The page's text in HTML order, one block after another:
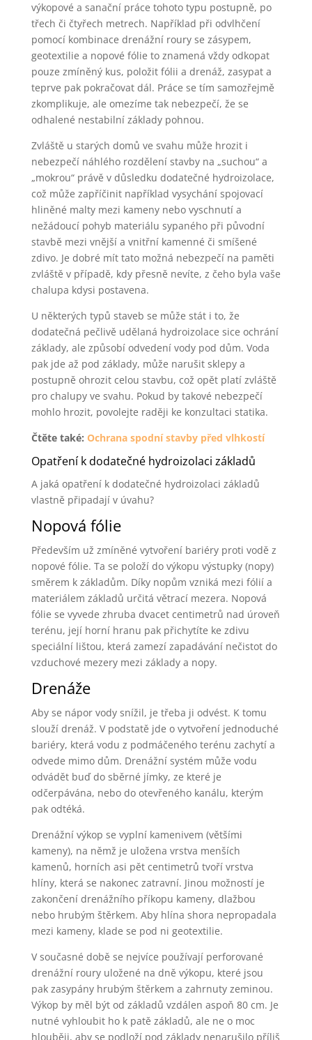
výkopové a sanační práce tohoto typu postupně, po
třech či čtyřech metrech. Například při odvlhčení
pomocí kombinace drenážní roury se zásypem,
geotextilie a nopové fólie to znamená vždy odkopat
pouze zmíněný kus, položit fólii a drenáž, zasypat a
teprve pak pokračovat dál. Práce se tím samozřejmě
zkomplikuje, ale omezíme tak nebezpečí, že se
odhalené nestabilní základy pohnou.
Zvláště u starých domů ve svahu může hrozit i
nebezpečí náhlého rozdělení stavby na „suchou“ a
„mokrou“ právě v důsledku dodatečné hydroizolace,
což může zapříčinit například vysychání spojovací
hliněné malty mezi kameny nebo vyschnutí a
nežádoucí pohyb materiálu sypaného při původní
stavbě mezi vnější a vnitřní kamenné či smíšené
zdivo. Je dobré mít tato možná nebezpečí na paměti
zvláště v případě, kdy přesně nevíte, z čeho byla vaše
chalupa kdysi postavena.
U některých typů staveb se může stát i to, že
dodatečná pečlivě udělaná hydroizolace sice ochrání
základy, ale způsobí odvedení vody pod dům. Voda
pak jde až pod základy, může narušit sklepy a
postupně ohrozit celou stavbu, což opět platí zvláště
pro chalupy ve svahu. Pokud by takové nebezpečí
mohlo hrozit, povolejte raději ke konzultaci statika.
Čtěte také: Ochrana spodní stavby před vlhkostí
Opatření k dodatečné hydroizolaci základů
A jaká opatření k dodatečné hydroizolaci základů
vlastně připadají v úvahu?
Nopová fólie
Především už zmíněné vytvoření bariéry proti vodě z
nopové fólie. Ta se položí do výkopu výstupky (nopy)
směrem k základům. Díky nopům vzniká mezi fólií a
materiálem základů určitá větrací mezera. Nopová
fólie se vyvede zhruba dvacet centimetrů nad úroveň
terénu, její horní hranu pak přichytíte ke zdivu
speciální lištou, která zamezí zapadávání nečistot do
vzduchové mezery mezi základy a nopy.
Drenáže
Aby se nápor vody snížil, je třeba ji odvést. K tomu
slouží drenáž. V podstatě jde o vytvoření jednoduché
bariéry, která vodu z podmáčeného terénu zachytí a
odvede mimo dům. Drenážní systém může vodu
odvádět buď do sběrné jímky, ze které je
odčerpávána, nebo do otevřeného kanálu, kterým
pak odtéká.
Drenážní výkop se vyplní kamenivem (většími
kameny), na němž je uložena vrstva menších
kamenů, horních asi pět centimetrů tvoří vrstva
hlíny, která se nakonec zatravní. Jinou možností je
zakončení drenážního příkopu kameny, dlažbou
nebo hrubým štěrkem. Aby hlína shora nepropadala
mezi kameny, klade se pod ni geotextilie.
V současné době se nejvíce používají perforované
drenážní roury uložené na dně výkopu, které jsou
pak zasypány hrubým štěrkem a zahrnuty zeminou.
Výkop by měl být od základů vzdálen aspoň 80 cm. Je
nutné vyhloubit ho k patě základů, ale ne o moc
hlouběji, aby se podloží pod základy nenarušilo příliš